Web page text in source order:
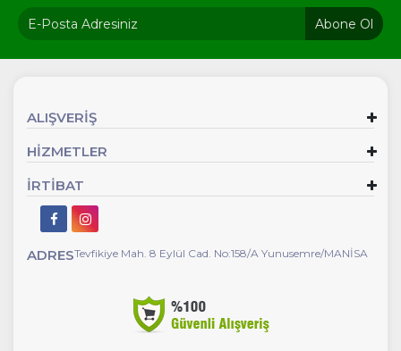
Abone Ol
ALIŞVERİŞ
HİZMETLER
İRTİBAT
ADRESTevfikiye Mah. 8 Eylül Cad. No:158/A Yunusemre/MANİSA